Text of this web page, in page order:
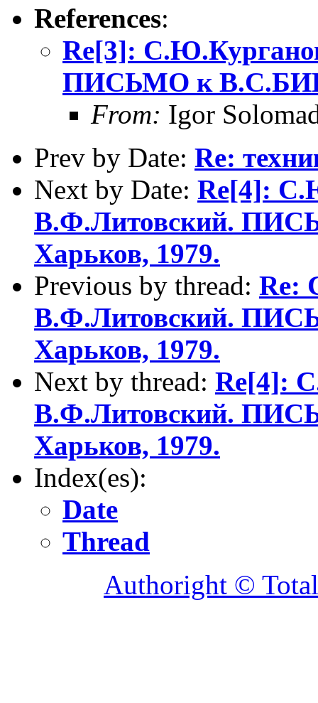
References:
Re[3]:
ПИСЬМО к
From: Igor
Prev by Date: Re:
Next by Date: Re[4]:
В.Ф.Литовский.
Харьков, 1979.
Previous by thread: Re:
В.Ф.Литовский.
Харьков, 1979.
Next by thread: Re[4]:
В.Ф.Литовский.
Харьков, 1979.
Index(es):
Date
Thread
Authoright ©